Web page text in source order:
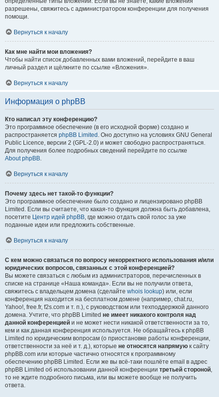
разрешены, свяжитесь с администратором конференции для получения
помощи.
Вернуться к началу
Как мне найти мои вложения?
Чтобы найти список добавленных вами вложений, перейдите в ваш
личный раздел и щёлкните по ссылке «Вложения».
Вернуться к началу
Информация о phpBB
Кто написал эту конференцию?
Это программное обеспечение (в его исходной форме) создано и
распространяется phpBB Limited . Оно доступно на условиях GNU General
Public Licence, версии 2 (GPL-2.0) и может свободно распространяться.
Для получения более подробных сведений перейдите по ссылке
About phpBB.
Вернуться к началу
Почему здесь нет такой-то функции?
Это программное обеспечение было создано и лицензировано phpBB
Limited. Если вы считаете, что какая-то функция должна быть добавлена,
посетите Центр идей phpBB, где можно отдать свой голос за уже
поданные идеи или предложить собственные.
Вернуться к началу
С кем можно связаться по вопросу некорректного использования и/или
юридических вопросов, связанных с этой конференцией?
Вы можете связаться с любым из администраторов, перечисленных в
списке на странице «Наша команда». Если вы не получили ответа,
свяжитесь с владельцем домена (сделайте whois lookup) или, если
конференция находится на бесплатном домене (например, chat.ru,
Yahoo!, free.fr, f2s.com и т. п.), с руководством или техподдержкой данного
домена. Учтите, что phpBB Limited не имеет никакого контроля над
данной конференцией и не может нести никакой ответственности за то,
кем и как данная конференция используется. Не обращайтесь к phpBB
Limited по юридическим вопросам (о приостановке работы конференции,
ответственности за неё и т. д.), которые не относятся напрямую к сайту
phpBB.com или которые частично относятся к программному
обеспечению phpBB Limited. Если же вы всё-таки пошлёте email в адрес
phpBB Limited об использовании данной конференции третьей стороной,
то не ждите подробного письма, или вы можете вообще не получить
ответа.